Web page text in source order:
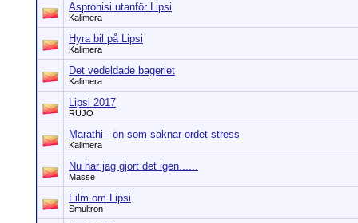
Aspronisi utanför Lipsi
Kalimera
Hyra bil på Lipsi
Kalimera
Det vedeldade bageriet
Kalimera
Lipsi 2017
RUJO
Marathi - ön som saknar ordet stress
Kalimera
Nu har jag gjort det igen......
Masse
Film om Lipsi
Smultron